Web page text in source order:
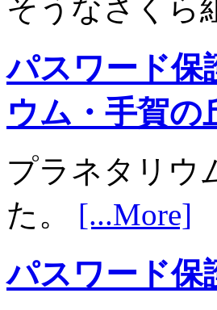
そうなさくら
パスワード
ウム・手賀の
プラネタリウ
た。 [...More]
パスワード